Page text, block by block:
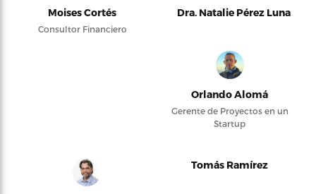
Moises Cortés
Consultor Financiero
Dra. Natalie Pérez Luna
Orlando Alomá
Gerente de Proyectos en un
Startup
Tomás Ramírez